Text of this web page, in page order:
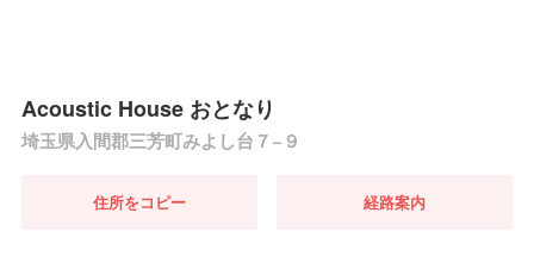
Acoustic House おとなり
埼玉県入間郡三芳町みよし台７−９
住所をコピー 経路案内